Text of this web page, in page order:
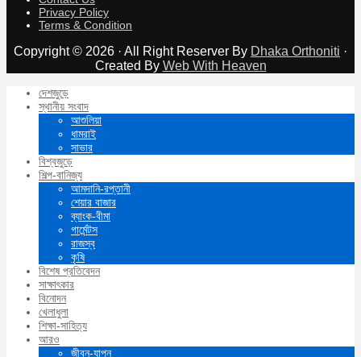
Privacy Policy
Terms & Condition
Copyright © 2026 · All Right Reserver By Dhaka Orthoniti ·
Created By Web With Heaven
দেশজুড়ে
স্থানীয় সংবাদ
আশুলিয়া
ধামরাই
সাভার
বিশ্বজুড়ে
শিল্প-বানিজ্য
আমদানি-রপ্তানী
শেয়ার বাজার
ব্যাংক-বীমা
গার্মেন্টস
রাজস্ব
কৃষি
বিশেষ প্রতিবেদন
সাক্ষাৎকার
বিনোদন
খেলাধুলা
শিক্ষা-সাহিত্য
আরও
জীবন-যাপন